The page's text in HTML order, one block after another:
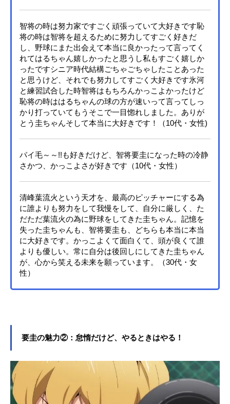
智将の時は努力家ですごく頑張っていて大好きです恥
将の時は智将を超えるために努力してすごく好きだ
し、野球にまた出会えて本当に良かったって言ってく
れてはるちゃん嬉しかったと思うし私もすごく嬉しか
ったですシニア時代結構ごちゃごちゃしたことあった
と思うけど、それでも努力してすごく大好きです氷河
と練習試合した時智将はもちろんかっこよかったけど
恥将の時ははるちゃんの球の方が速いって言ってしっ
かり打っていてもうそこで一目惚れしました。ありが
とう圭ちゃんそして本当に大好きです！（10代・女性)
パイ毛～～!!も好きだけど、智将要圭になった時の冷静
さかつ、かっこよさが好きです（10代・女性）
清峰葉流火という天才を、最高のピッチャーにする為
に誰よりも努力をして我慢をして、自分に厳しく、た
だただ葉流火の為に野球をしてきた圭ちゃん。記憶を
失った圭ちゃんも、智将要圭も、どちらも本当に本当
に大好きです。かっこよくて面白くて、頭が良くて誰
よりも優しい。常に自分は後回しにしてきた圭ちゃん
が、心から笑える未来を願っています。（30代・女
性）
要圭の魅力②：怠惰だけど、やるときはやる！